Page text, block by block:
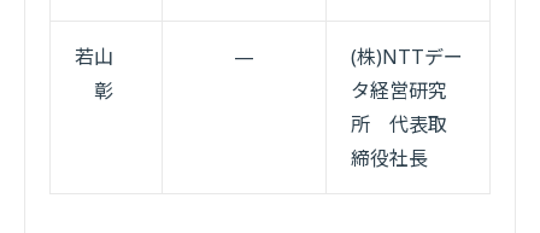
若山
彰
—
(株)NTTデー
タ経営研究
所 代表取
締役社長